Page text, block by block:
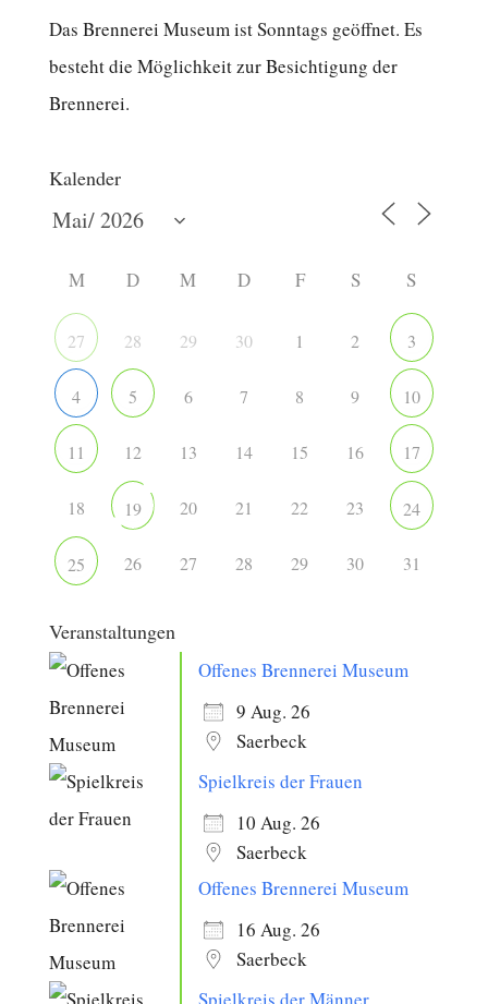
Das Brennerei Museum ist Sonntags geöffnet. Es
besteht die Möglichkeit zur Besichtigung der
Brennerei.
Kalender
M D M D F S S
27 28 29 30 1 2 3
4 5 6 7 8 9 10
11 12 13 14 15 16 17
18 19 20 21 22 23 24
25 26 27 28 29 30 31
Veranstaltungen
Offenes Brennerei Museum
9 Aug. 26
Saerbeck
Spielkreis der Frauen
10 Aug. 26
Saerbeck
Offenes Brennerei Museum
16 Aug. 26
Saerbeck